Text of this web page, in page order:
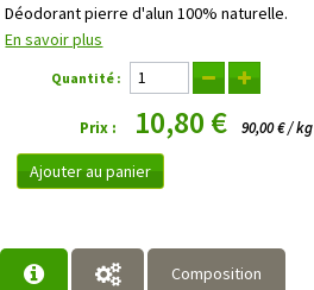
Déodorant pierre d'alun 100% naturelle.
En savoir plus
Quantité :
Prix : 10,80 € 90,00 € / kg
Ajouter au panier
Composition